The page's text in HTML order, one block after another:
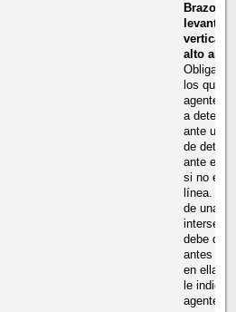
Brazo
alto al
Obliga a
los que
agente
a
ante una
de
ante el
si no
línea. Si
de una
debe
antes de
en ella o
le
agente.